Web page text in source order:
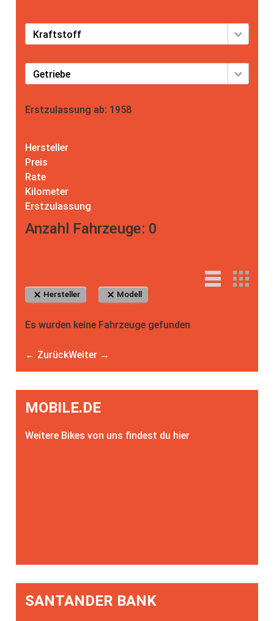
Kraftstoff
Getriebe
Erstzulassung ab: 1958
Hersteller
Preis
Rate
Kilometer
Erstzulassung
Anzahl Fahrzeuge: 0
Hersteller Modell
Es wurden keine Fahrzeuge gefunden
← ZurückWeiter →
MOBILE.DE
Weitere Bikes von uns findest du hier
SANTANDER BANK